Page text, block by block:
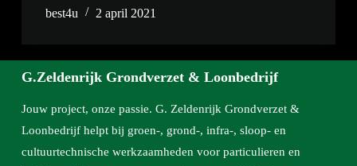
best4u 2 april 2021
G.Zeldenrijk Grondverzet & Loonbedrijf
Jouw project, onze passie. G. Zeldenrijk Grondverzet &
Loonbedrijf helpt bij groen-, grond-, infra-, sloop- en
cultuurtechnische werkzaamheden voor particulieren en